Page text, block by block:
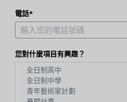
電話*
您對什麼項目有興趣？